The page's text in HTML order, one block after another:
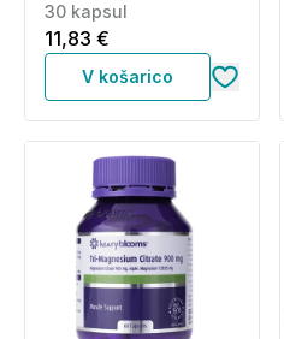
30 kapsul
11,83 €
V košarico